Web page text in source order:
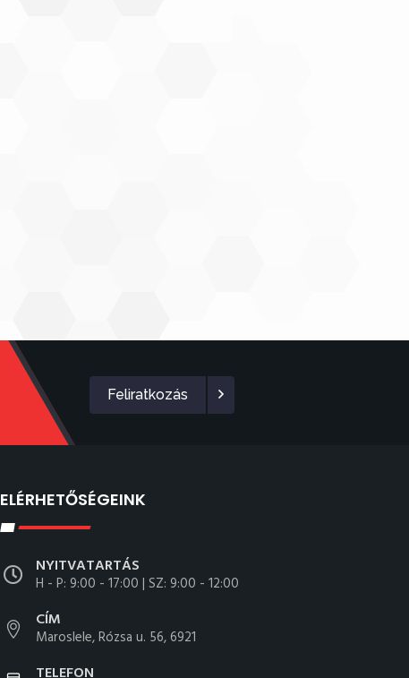
Feliratkozás
ELÉRHETŐSÉGEINK
NYITVATARTÁS
H - P: 9:00 - 17:00 | SZ: 9:00 - 12:00
CÍM
Maroslele, Rózsa u. 56, 6921